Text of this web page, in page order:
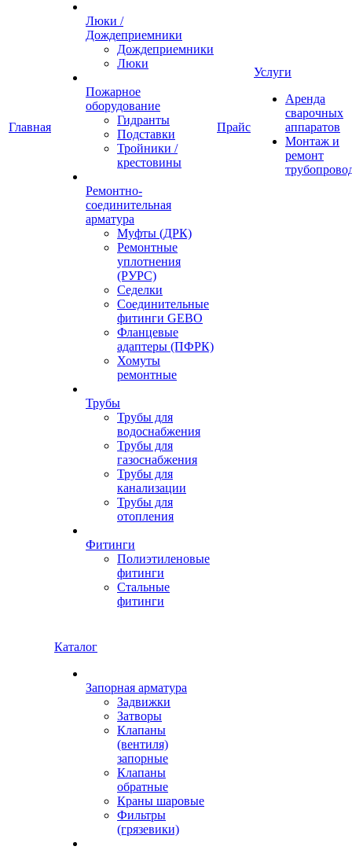
Главная
Люки /
Дождеприемники
Дождеприемники
Люки
Пожарное
оборудование
Гидранты
Подставки
Тройники /
крестовины
Ремонтно-
соединительная
арматура
Муфты (ДРК)
Ремонтные
уплотнения
(РУРС)
Седелки
Соединительные
фитинги GEBO
Фланцевые
адаптеры (ПФРК)
Хомуты
ремонтные
Трубы
Трубы для
водоснабжения
Трубы для
газоснабжения
Трубы для
канализации
Трубы для
отопления
Фитинги
Полиэтиленовые
фитинги
Стальные
фитинги
Прайс
Услуги
Аренда
сварочных
аппаратов
Монтаж и
ремонт
Каталог
Запорная арматура
Задвижки
Затворы
Клапаны
(вентиля)
запорные
Клапаны
обратные
Краны шаровые
Фильтры
(грязевики)